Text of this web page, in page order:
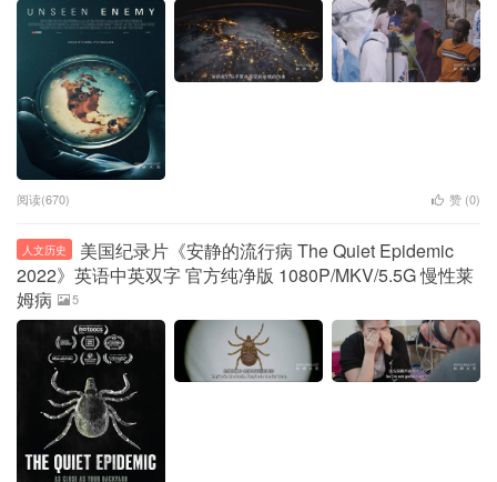
阅读(670) 赞 (0)
人文历史
美国纪录片《安静的流行病 The Quiet Epidemic
2022》英语中英双字 官方纯净版 1080P/MKV/5.5G 慢性莱
姆病
5